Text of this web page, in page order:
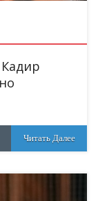
Читать Далее